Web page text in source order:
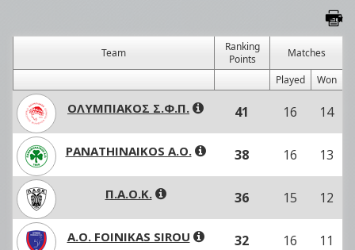
Team
Ranking
Points
Matches
Played
Won
ΟΛΥΜΠΙΑΚΟΣ Σ.Φ.Π. 41 16 14
PANATHINAIKOS A.O. 38 16 13
Π.Α.Ο.Κ. 36 15 12
A.O. FOINIKAS SIROU 32 16 11